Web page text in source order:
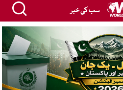
سب کی خبر